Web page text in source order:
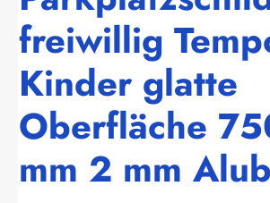
freiwillig
Kinder glatte
Oberfläche
mm 2 mm